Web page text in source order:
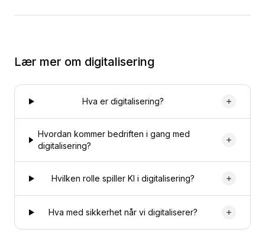
Lær mer om digitalisering
Hva er digitalisering?
Hvordan kommer bedriften i gang med
digitalisering?
Hvilken rolle spiller KI i digitalisering?
Hva med sikkerhet når vi digitaliserer?